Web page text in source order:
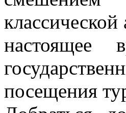
настоящее
посещения